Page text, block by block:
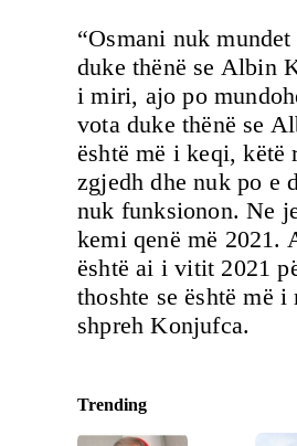
“Osmani nuk
duke thënë se Albin
i miri, ajo po
vota duke thënë se
është më i keqi, këtë
zgjedh dhe nuk po e
nuk funksionon. Ne
kemi qenë më 2021.
është ai i vitit 2021
thoshte se është më
shpreh Konjufca.
Trending